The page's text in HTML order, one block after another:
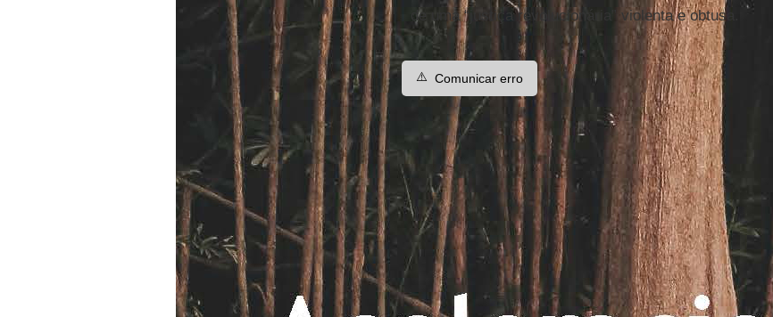
de uma “justiça revolucionária” violenta e obtusa.
⚠️ Comunicar erro